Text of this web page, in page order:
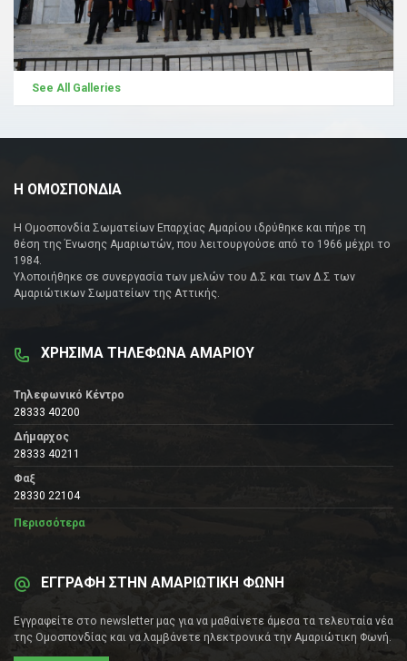
See All Galleries
Η ΟΜΟΣΠΟΝΔΙΑ
Η Ομοσπονδία Σωματείων Επαρχίας Αμαρίου ιδρύθηκε και πήρε τη
θέση της Ένωσης Αμαριωτών, που λειτουργούσε από το 1966 μέχρι το
1984.
Υλοποιήθηκε σε συνεργασία των μελών του Δ.Σ και των Δ.Σ των
Αμαριώτικων Σωματείων της Αττικής.
ΧΡΗΣΙΜΑ ΤΗΛΕΦΩΝΑ ΑΜΑΡΙΟΥ
Τηλεφωνικό Κέντρο
28333 40200
Δήμαρχος
28333 40211
Φαξ
28330 22104
Περισσότερα
ΕΓΓΡΑΦΗ ΣΤΗΝ ΑΜΑΡΙΩΤΙΚΗ ΦΩΝΗ
Εγγραφείτε στο newsletter μας για να μαθαίνετε άμεσα τα τελευταία νέα
της Ομοσπονδίας και να λαμβάνετε ηλεκτρονικά την Αμαριώτικη Φωνή.